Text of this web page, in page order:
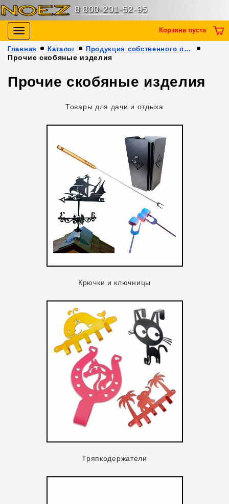
8 800-201-52-95
Toggle
navigation
Корзина пуста
Главная Каталог Продукция собственного производства
Прочие скобяные изделия
Прочие скобяные изделия
Товары для дачи и отдыха
Крючки и ключницы
Тряпкодержатели